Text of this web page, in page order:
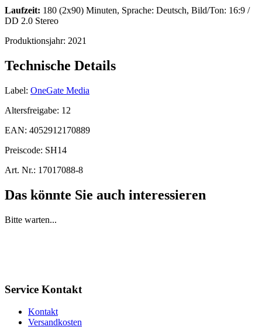
Laufzeit: 180 (2x90) Minuten, Sprache: Deutsch, Bild/Ton: 16:9 /
DD 2.0 Stereo
Produktionsjahr: 2021
Technische Details
Label: OneGate Media
Altersfreigabe: 12
EAN: 4052912170889
Preiscode: SH14
Art. Nr.: 17017088-8
Das könnte Sie auch interessieren
Bitte warten...
Service Kontakt
Kontakt
Versandkosten